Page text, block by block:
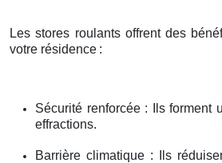
Les stores roulants offrent des
votre résidence :
Sécurité renforcée : Ils forment
effractions.
Barrière climatique : Ils